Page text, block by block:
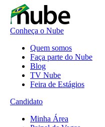
Conheça o Nube
Quem somos
Faça parte do Nube
Blog
TV Nube
Feira de Estágios
Candidato
Minha Área